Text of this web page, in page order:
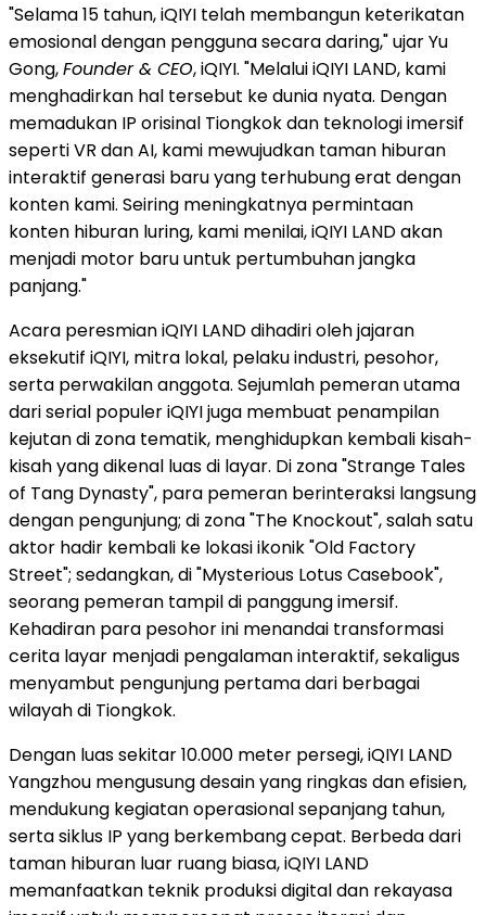
"Selama 15 tahun, iQIYI telah membangun keterikatan
emosional dengan pengguna secara daring," ujar Yu
Gong,Founder & CEO, iQIYI. "Melalui iQIYI LAND, kami
menghadirkan hal tersebut ke dunia nyata. Dengan
memadukan IP orisinal Tiongkok dan teknologi imersif
seperti VR dan AI, kami mewujudkan taman hiburan
interaktif generasi baru yang terhubung erat dengan
konten kami. Seiring meningkatnya permintaan
konten hiburan luring, kami menilai, iQIYI LAND akan
menjadi motor baru untuk pertumbuhan jangka
panjang."
Acara peresmian iQIYI LAND dihadiri oleh jajaran
eksekutif iQIYI, mitra lokal, pelaku industri, pesohor,
serta perwakilan anggota. Sejumlah pemeran utama
dari serial populer iQIYI juga membuat penampilan
kejutan di zona tematik, menghidupkan kembali kisah-
kisah yang dikenal luas di layar. Di zona "Strange Tales
of Tang Dynasty", para pemeran berinteraksi langsung
dengan pengunjung; di zona "The Knockout", salah satu
aktor hadir kembali ke lokasi ikonik "Old Factory
Street"; sedangkan, di "Mysterious Lotus Casebook",
seorang pemeran tampil di panggung imersif.
Kehadiran para pesohor ini menandai transformasi
cerita layar menjadi pengalaman interaktif, sekaligus
menyambut pengunjung pertama dari berbagai
wilayah di Tiongkok.
Dengan luas sekitar 10.000 meter persegi, iQIYI LAND
Yangzhou mengusung desain yang ringkas dan efisien,
mendukung kegiatan operasional sepanjang tahun,
serta siklus IP yang berkembang cepat. Berbeda dari
taman hiburan luar ruang biasa, iQIYI LAND
memanfaatkan teknik produksi digital dan rekayasa